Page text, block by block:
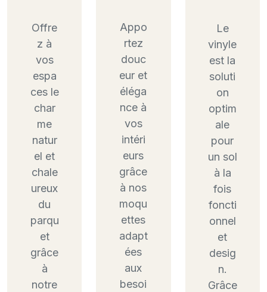
Offre
z à
vos
espa
ces le
char
me
natur
el et
chale
ureux
du
parqu
et
grâce
à
notre
Appo
rtez
douc
eur et
éléga
nce à
vos
intéri
eurs
grâce
à nos
moqu
ettes
adapt
ées
aux
besoi
Le
vinyle
est la
soluti
on
optim
ale
pour
un sol
à la
fois
foncti
onnel
et
desig
n.
Grâce